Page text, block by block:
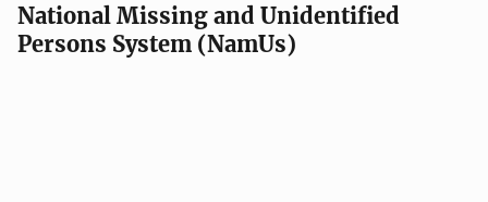
National Missing and Unidentified
Persons System (NamUs)